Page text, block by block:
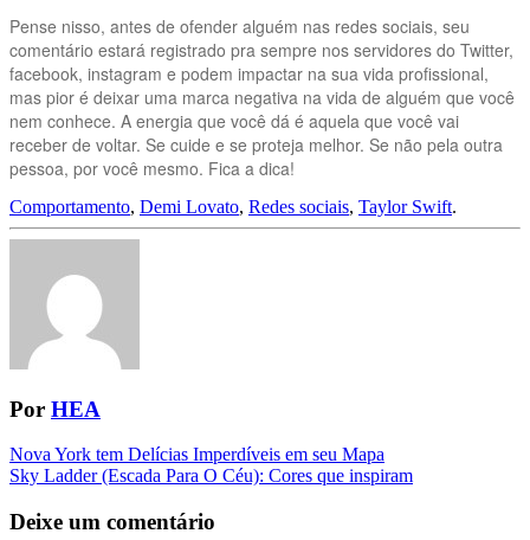
Pense nisso, antes de ofender alguém nas redes sociais, seu
comentário estará registrado pra sempre nos servidores do Twitter,
facebook, instagram e podem impactar na sua vida profissional,
mas pior é deixar uma marca negativa na vida de alguém que você
nem conhece. A energia que você dá é aquela que você vai
receber de voltar. Se cuide e se proteja melhor. Se não pela outra
pessoa, por você mesmo. Fica a dica!
Comportamento, Demi Lovato, Redes sociais, Taylor Swift.
Por HEA
Navegação
da
Postagem
Nova York tem Delícias Imperdíveis em seu Mapa
Sky Ladder (Escada Para O Céu): Cores que inspiram
Deixe um comentário